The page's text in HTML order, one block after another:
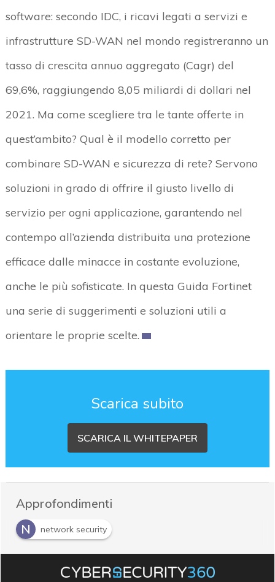
software: secondo IDC, i ricavi legati a servizi e
infrastrutture SD-WAN nel mondo registreranno un
tasso di crescita annuo aggregato (Cagr) del
69,6%, raggiungendo 8,05 miliardi di dollari nel
2021. Ma come scegliere tra le tante offerte in
quest’ambito? Qual è il modello corretto per
combinare SD-WAN e sicurezza di rete? Servono
soluzioni in grado di offrire il giusto livello di
servizio per ogni applicazione, garantendo nel
contempo all’azienda distribuita una protezione
efficace dalle minacce in costante evoluzione,
anche le più sofisticate. In questa Guida Fortinet
una serie di suggerimenti e soluzioni utili a
orientare le proprie scelte.
Scarica subito
SCARICA IL WHITEPAPER
Approfondimenti
N
network security